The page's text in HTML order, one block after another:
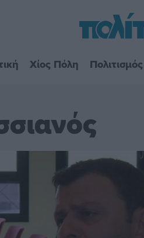
Χίος Πόλη Πολιτισμός